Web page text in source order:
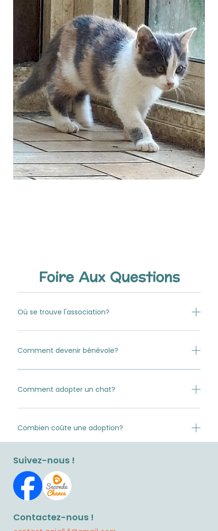
Foire Aux Questions
Où se trouve l'association?
Comment devenir bénévole?
Comment adopter un chat?
Combien coûte une adoption?
Suivez-nous !
Contactez-nous !